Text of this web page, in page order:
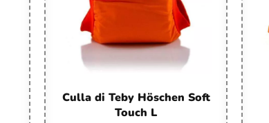
Culla di Teby Höschen Soft
Touch L